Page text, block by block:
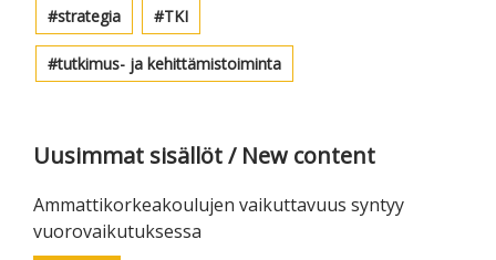
strategia TKI
tutkimus- ja kehittämistoiminta
Uusimmat sisällöt / New content
Ammattikorkeakoulujen vaikuttavuus syntyy
vuorovaikutuksessa